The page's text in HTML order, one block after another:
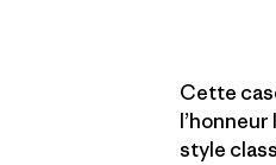
Cette
style